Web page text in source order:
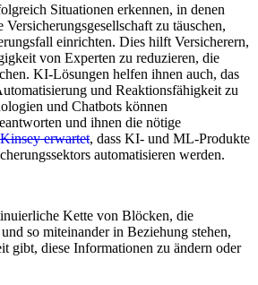
Situationen erkennen, in denen
zu täuschen,
einrichten. Dies hilft Versicherern,
von Experten zu reduzieren, die
KI-Lösungen helfen ihnen auch, das
und Reaktionsfähigkeit zu
und Chatbots können
und ihnen die nötige
erwartet, dass KI- und ML-Produkte
automatisieren werden.
Kette von Blöcken, die
so miteinander in Beziehung stehen,
gibt, diese Informationen zu ändern oder